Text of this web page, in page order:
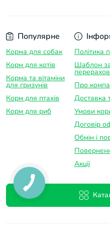
зовнішньої стінки
для користувача місці,
наклейці міняє свій
температури,
інформативність і
Свідчення такого
здалека, і акваріуміст
разі невідповідності
Інші категорії
Відкрийте для себе світ
нас є все для вашого
устаткування,
Популярне
Корма для собак
Корм для котів
Корма та вітаміни
для гризунів
Корм для птахів
Корм для риб
Політика
Шаблон
Про
Доставка
Умови
Договір
Обмін і
Акції